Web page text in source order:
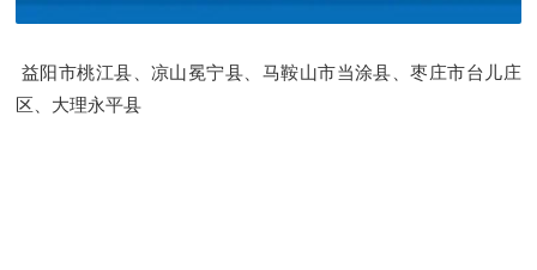
益阳市桃江县、凉山冕宁县、马鞍山市当涂县、枣庄市台儿庄
区、大理永平县